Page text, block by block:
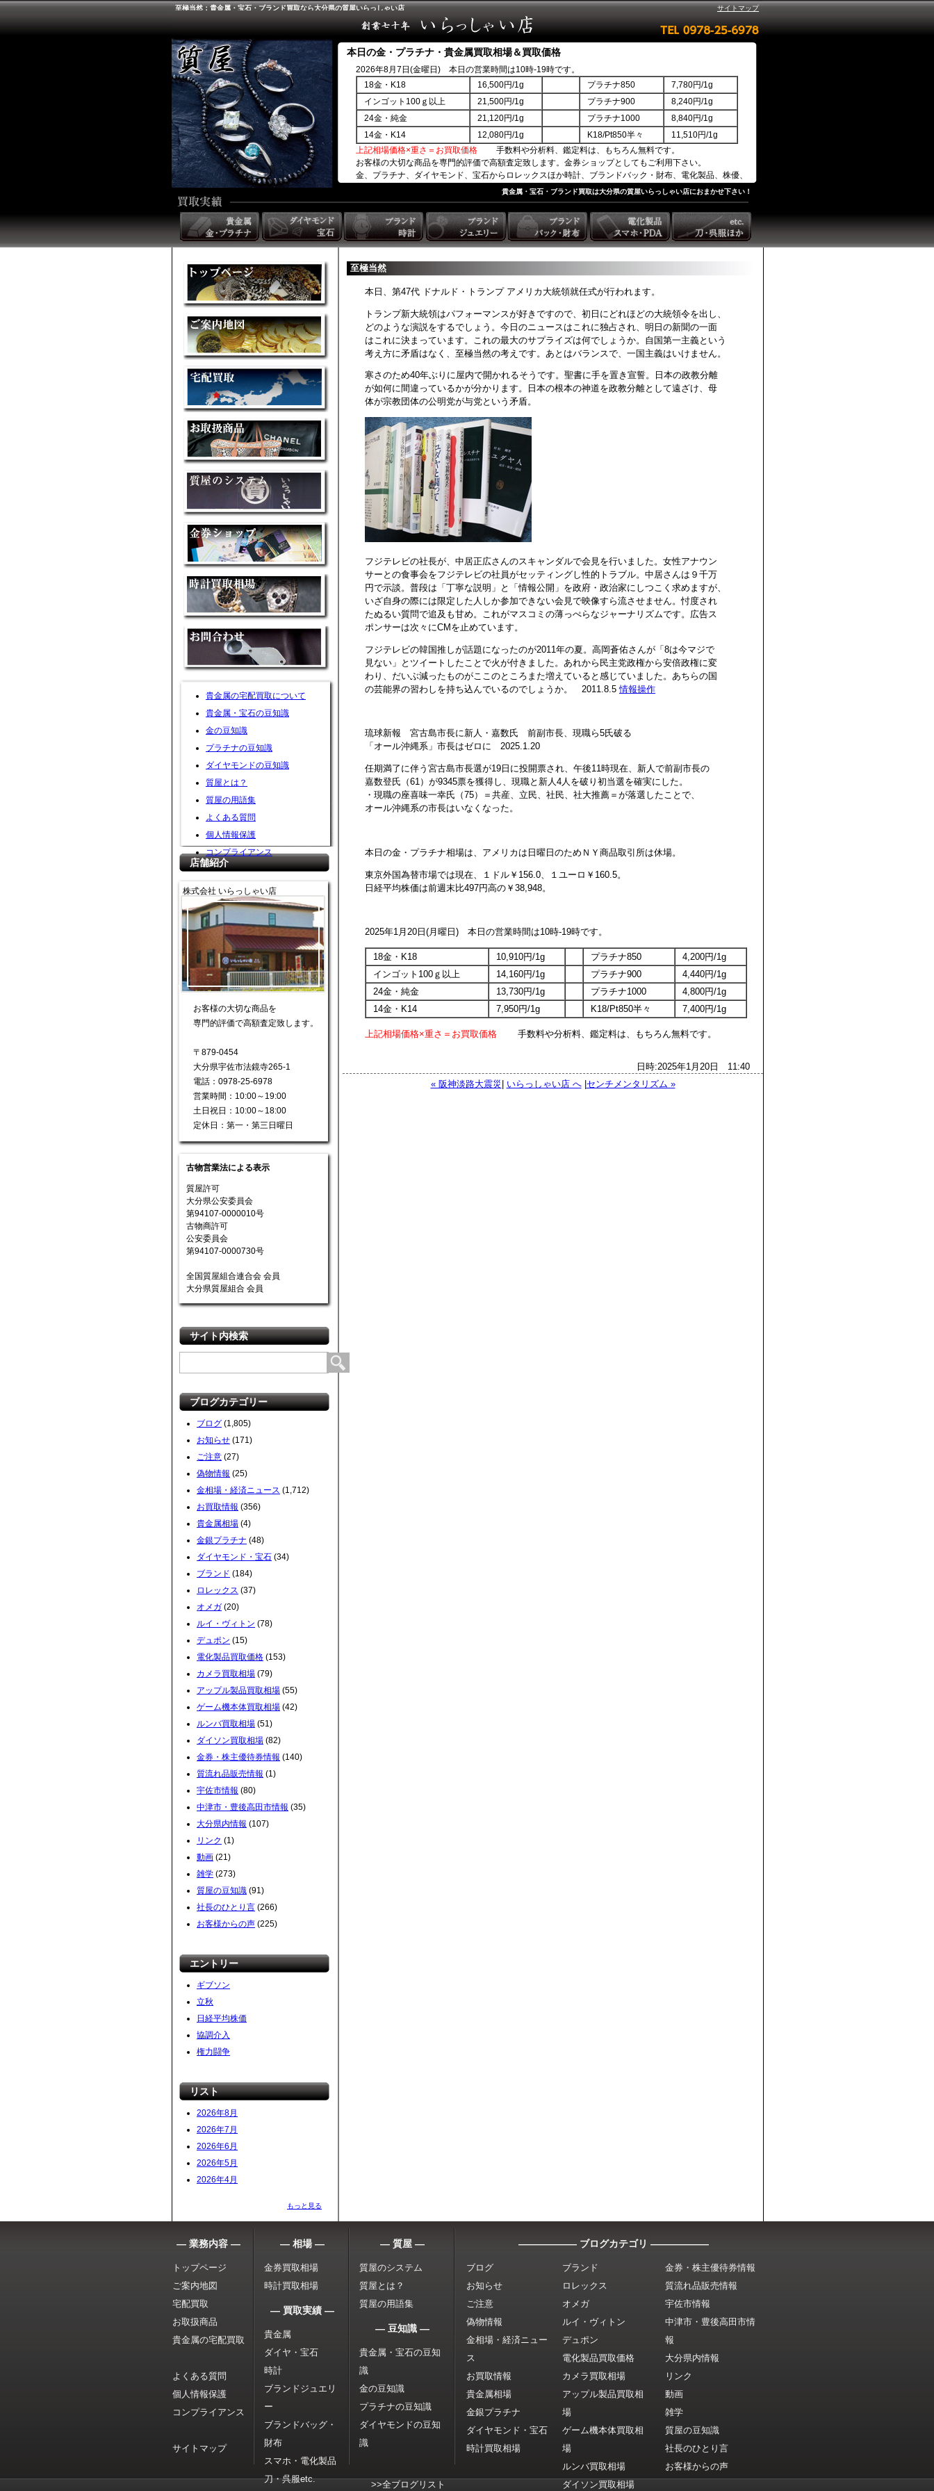
至極当然：貴金属・宝石・ブランド買取なら大分県の質屋いらっしゃい店 サイトマップ
本日の金・プラチナ・貴金属買取相場＆買取価格
2026年8月7日(金曜日) 本日の営業時間は10時-19時です。
18金・K18
16,500円/1g プラチナ850
7,780円/1g
インゴット100ｇ以上
21,500円/1g プラチナ900
8,240円/1g
24金・純金
21,120円/1g プラチナ1000
8,840円/1g
14金・K14
12,080円/1g K18/Pt850半々
11,510円/1g
上記相場価格×重さ＝お買取価格 手数料や分析料、鑑定料は、もちろん無料です。
お客様の大切な商品を専門的評価で高額査定致します。金券ショップとしてもご利用下さい。
金、プラチナ、ダイヤモンド、宝石からロレックスほか時計、ブランドバック・財布、電化製品、株優、
貴金属・宝石・ブランド買取は大分県の質屋いらっしゃい店におまかせ下さい！
貴金属の宅配買取について
貴金属・宝石の豆知識
金の豆知識
プラチナの豆知識
ダイヤモンドの豆知識
質屋とは？
質屋の用語集
よくある質問
個人情報保護
コンプライアンス
店舗紹介
株式会社 いらっしゃい店
お客様の大切な商品を
専門的評価で高額査定致します。
〒879-0454
大分県宇佐市法鏡寺265-1
電話：0978-25-6978
営業時間：10:00～19:00
土日祝日：10:00～18:00
定休日：第一・第三日曜日
古物営業法による表示
質屋許可
大分県公安委員会
第94107-0000010号
古物商許可
公安委員会
第94107-0000730号
全国質屋組合連合会 会員
大分県質屋組合 会員
サイト内検索
ブログカテゴリー
ブログ (1,805)
お知らせ (171)
ご注意 (27)
偽物情報 (25)
金相場・経済ニュース (1,712)
お買取情報 (356)
貴金属相場 (4)
金銀プラチナ (48)
ダイヤモンド・宝石 (34)
ブランド (184)
ロレックス (37)
オメガ (20)
ルイ・ヴィトン (78)
デュポン (15)
電化製品買取価格 (153)
カメラ買取相場 (79)
アップル製品買取相場 (55)
ゲーム機本体買取相場 (42)
ルンバ買取相場 (51)
ダイソン買取相場 (82)
金券・株主優待券情報 (140)
質流れ品販売情報 (1)
宇佐市情報 (80)
中津市・豊後高田市情報 (35)
大分県内情報 (107)
リンク (1)
動画 (21)
雑学 (273)
質屋の豆知識 (91)
社長のひとり言 (266)
お客様からの声 (225)
エントリー
ギブソン
立秋
日経平均株価
協調介入
権力闘争
リスト
2026年8月
2026年7月
2026年6月
2026年5月
2026年4月
もっと見る
至極当然
本日、第47代 ドナルド・トランプ アメリカ大統領就任式が行われます。
トランプ新大統領はパフォーマンスが好きですので、初日にどれほどの大統領令を出し、
どのような演説をするでしょう。今日のニュースはこれに独占され、明日の新聞の一面
はこれに決まっています。これの最大のサプライズは何でしょうか。自国第一主義という
考え方に矛盾はなく、至極当然の考えです。あとはバランスで、一国主義はいけません。
寒さのため40年ぶりに屋内で開かれるそうです。聖書に手を置き宣誓。日本の政教分離
が如何に間違っているかが分かります。日本の根本の神道を政教分離として遠ざけ、母
体が宗教団体の公明党が与党という矛盾。
フジテレビの社長が、中居正広さんのスキャンダルで会見を行いました。女性アナウン
サーとの食事会をフジテレビの社員がセッティングし性的トラブル。中居さんは９千万
円で示談。普段は「丁寧な説明」と「情報公開」を政府・政治家にしつこく求めますが、
いざ自身の際には限定した人しか参加できない会見で映像すら流させません。忖度され
たぬるい質問で追及も甘め。これがマスコミの薄っぺらなジャーナリズムです。広告ス
ポンサーは次々にCMを止めています。
フジテレビの韓国推しが話題になったのが2011年の夏。高岡蒼佑さんが「8は今マジで
見ない」とツイートしたことで火が付きました。あれから民主党政権から安倍政権に変
わり、だいぶ減ったものがここのところまた増えていると感じていました。あちらの国
の芸能界の習わしを持ち込んでいるのでしょうか。 2011.8.5情報操作
琉球新報 宮古島市長に新人・嘉数氏 前副市長、現職ら5氏破る
「オール沖縄系」市長はゼロに 2025.1.20
任期満了に伴う宮古島市長選が19日に投開票され、午後11時現在、新人で前副市長の
嘉数登氏（61）が9345票を獲得し、現職と新人4人を破り初当選を確実にした。
・現職の座喜味一幸氏（75）＝共産、立民、社民、社大推薦＝が落選したことで、
オール沖縄系の市長はいなくなった。
本日の金・プラチナ相場は、アメリカは日曜日のためＮＹ商品取引所は休場。
東京外国為替市場では現在、１ドル￥156.0、１ユーロ￥160.5。
日経平均株価は前週末比497円高の￥38,948。
2025年1月20日(月曜日) 本日の営業時間は10時-19時です。
18金・K18 10,910円/1g プラチナ850
4,200円/1g
インゴット100ｇ以上
14,160円/1g プラチナ900
4,440円/1g
24金・純金
13,730円/1g プラチナ1000
4,800円/1g
14金・K14
7,950円/1g K18/Pt850半々 7,400円/1g
上記相場価格×重さ＝お買取価格 手数料や分析料、鑑定料は、もちろん無料です。
日時:2025年1月20日 11:40
« 阪神淡路大震災 | いらっしゃい店 へ|センチメンタリズム »
― 業務内容 ―
トップページ
ご案内地図
宅配買取
お取扱商品
貴金属の宅配買取
よくある質問
個人情報保護
コンプライアンス
サイトマップ
― 相場 ―
金券買取相場
時計買取相場
― 買取実績 ―
貴金属
ダイヤ・宝石
時計
ブランドジュエリ
ー
ブランドバッグ・
財布
スマホ・電化製品
刀・呉服etc.
― 質屋 ―
質屋のシステム
質屋とは？
質屋の用語集
― 豆知識 ―
貴金属・宝石の豆知
識
金の豆知識
プラチナの豆知識
ダイヤモンドの豆知
識
>>全ブログリスト
―――――― ブログカテゴリ ――――――
ブログ
お知らせ
ご注意
偽物情報
金相場・経済ニュー
ス
お買取情報
貴金属相場
金銀プラチナ
ダイヤモンド・宝石
時計買取相場
ブランド
ロレックス
オメガ
ルイ・ヴィトン
デュポン
電化製品買取価格
カメラ買取相場
アップル製品買取相
場
ゲーム機本体買取相
場
ルンバ買取相場
ダイソン買取相場
金券・株主優待券情報
質流れ品販売情報
宇佐市情報
中津市・豊後高田市情
報
大分県内情報
リンク
動画
雑学
質屋の豆知識
社長のひとり言
お客様からの声